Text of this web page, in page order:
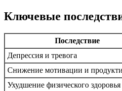
Ключевые
Последствие
Депрессия и тревога
Снижение мотивации и
Ухудшение физического здоровья